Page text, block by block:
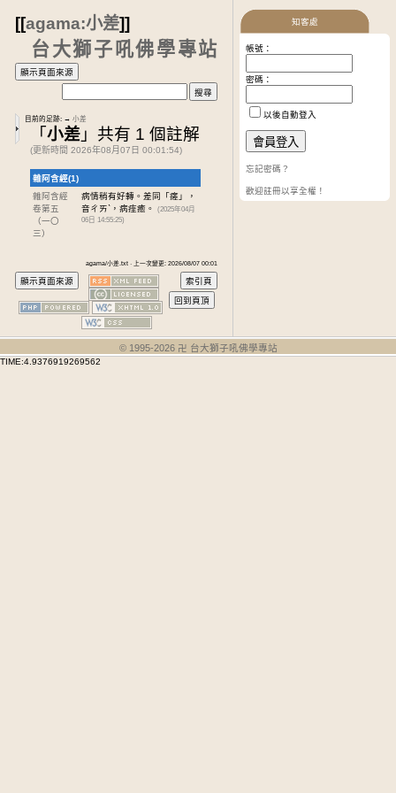
[[agama:小差]]
台大獅子吼佛學專站
目前的足跡: → 小差
「小差」共有 1 個註解
(更新時間 2026年08月07日 00:01:54)
雜阿含經(1)
雜阿含經
卷第五
（一〇
三）
病情稍有好轉。差同「瘥」，
音ㄔㄞˋ，病痊癒。
(2025年04月
06日 14:55:25)
agama/小差.txt · 上一次變更: 2026/08/07 00:01
知客處
帳號：
密碼：
以後自動登入
忘記密碼？
歡迎註冊以享全權！
© 1995-2026 卍 台大獅子吼佛學專站
TIME:4.9376919269562